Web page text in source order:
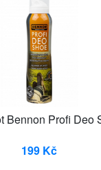
Bennon Profi Deo
199 Kč